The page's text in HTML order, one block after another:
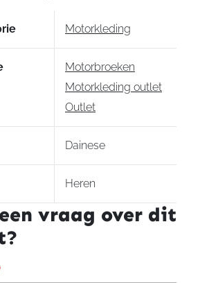
Motorkleding
Motorbroeken
Motorkleding outlet
Outlet
Dainese
Heren
vraag over dit